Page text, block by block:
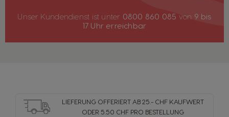
Unser Kundendienst ist unter 0800 860 085 von 9 bis
17 Uhr erreichbar
LIEFERUNG OFFERIERT AB 25.- CHF KAUFWERT
ODER 5.50 CHF PRO BESTELLUNG